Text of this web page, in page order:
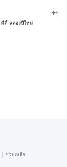
มีดี้ ฉลองปีใหม่
| ช่วยเหลือ